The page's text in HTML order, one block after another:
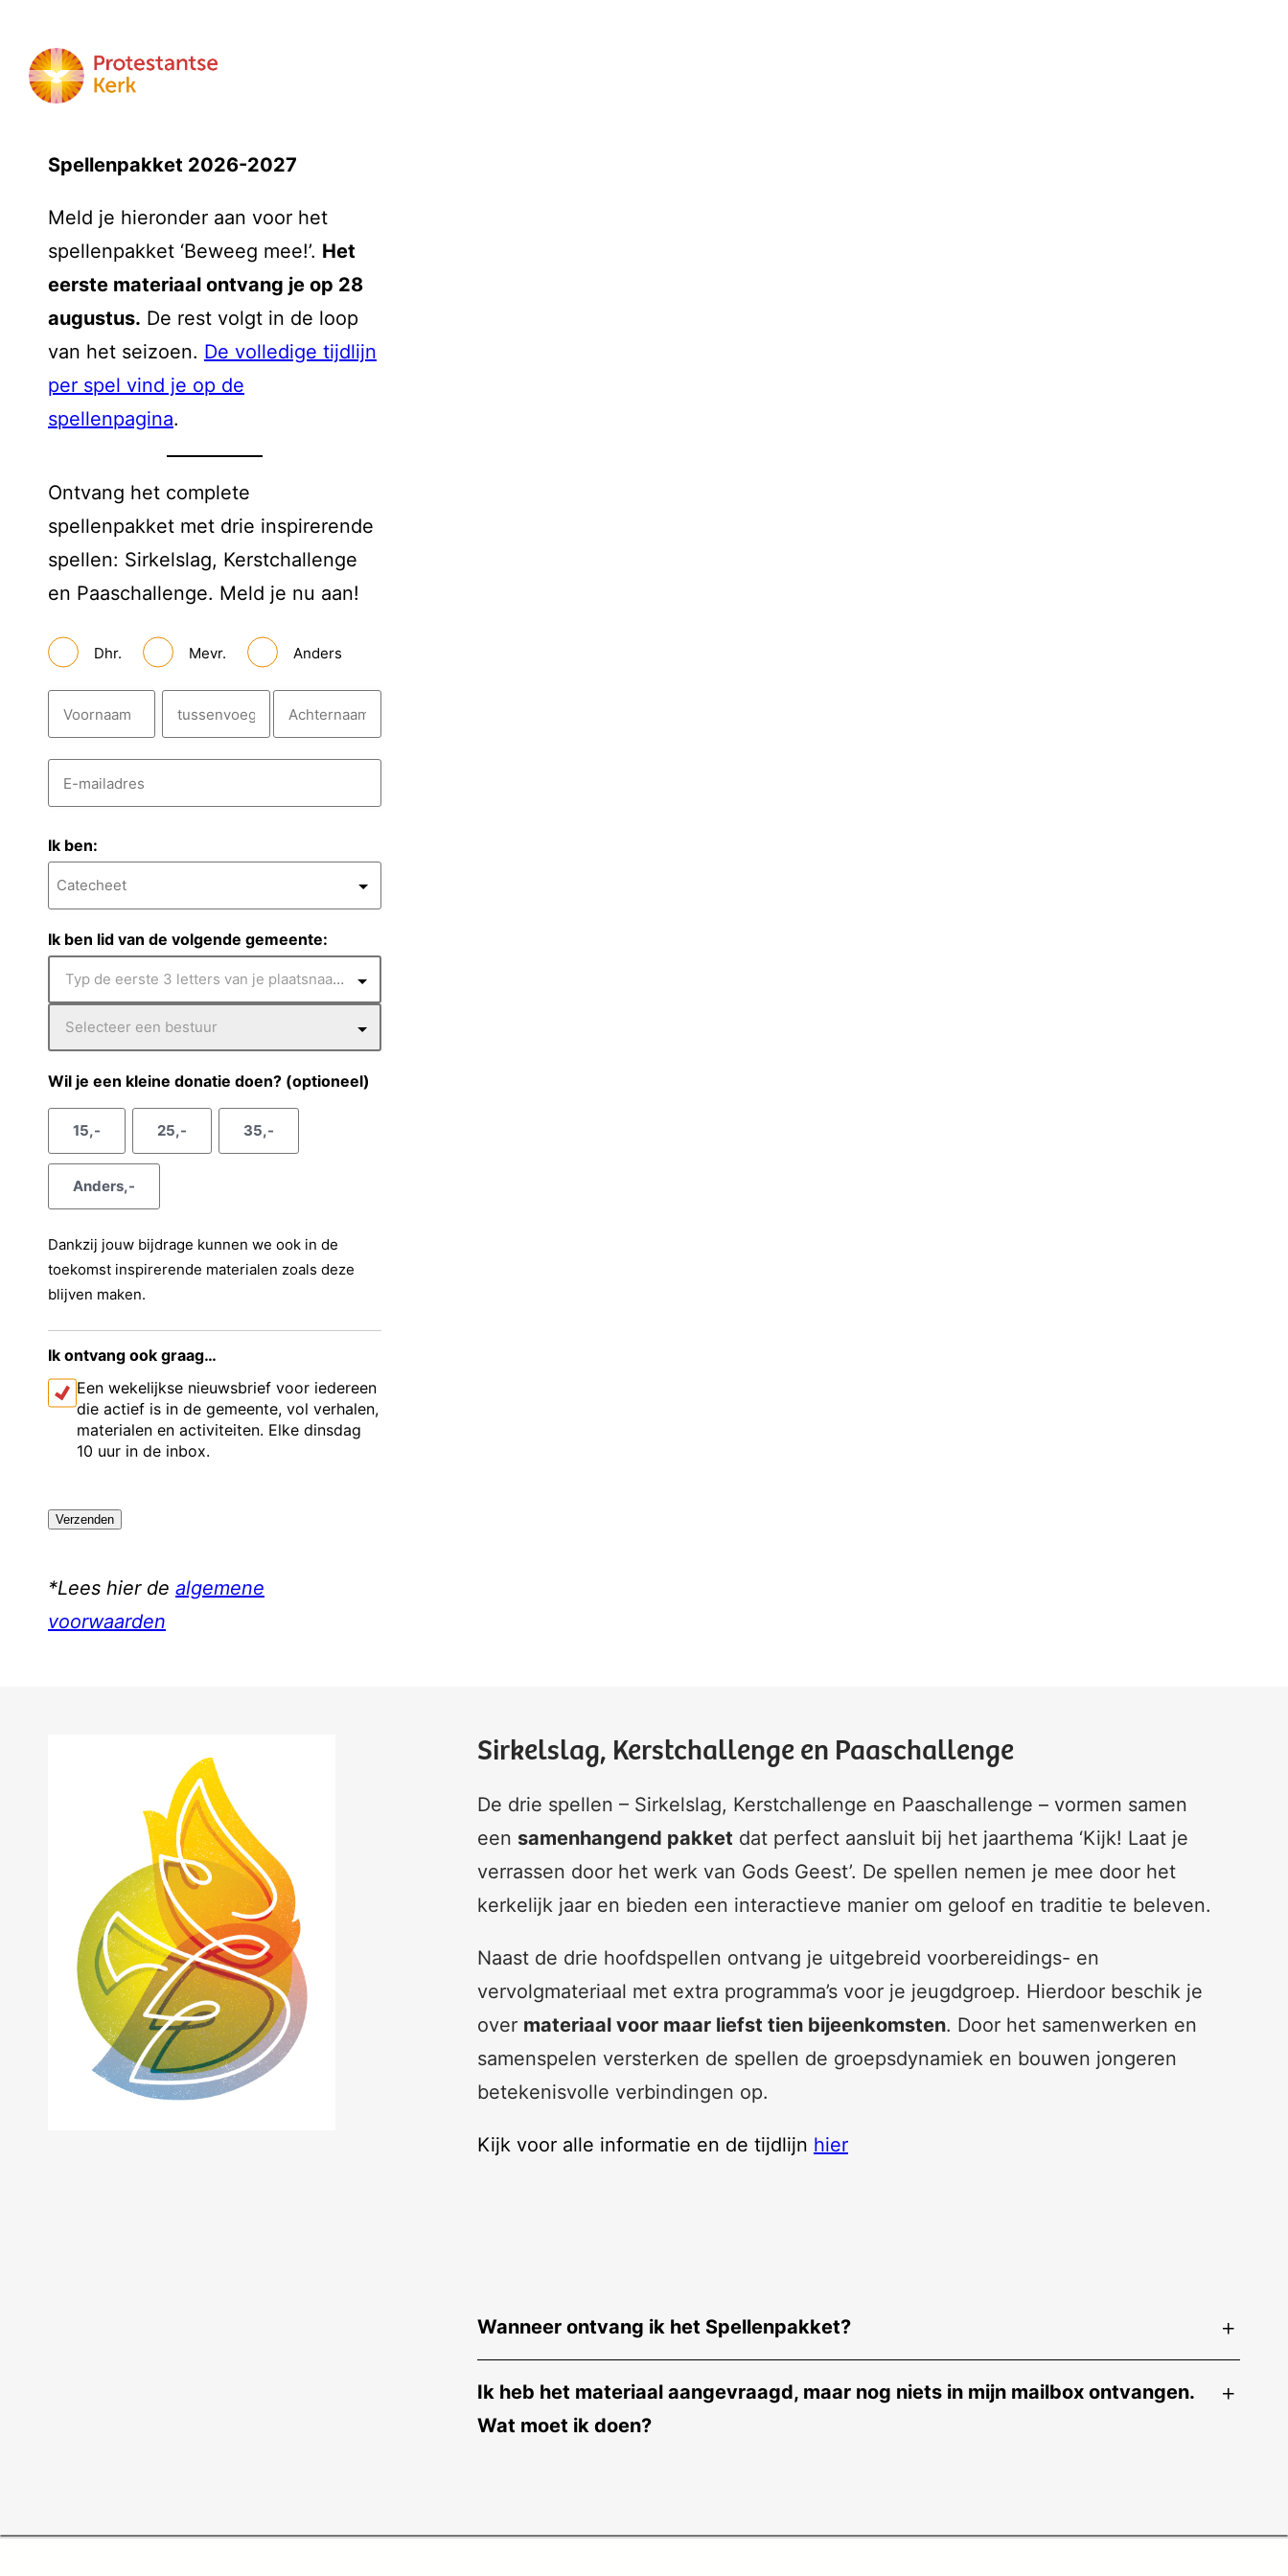
Spellenpakket 2026-2027
Meld je hieronder aan voor het
spellenpakket ‘Beweeg mee!’. Het
eerste materiaal ontvang je op 28
augustus. De rest volgt in de loop
van het seizoen. De volledige tijdlijn
per spel vind je op de
spellenpagina.
Ontvang het complete
spellenpakket met drie inspirerende
spellen: Sirkelslag, Kerstchallenge
en Paaschallenge. Meld je nu aan!
A
a
n
h
*
Dhr. Mevr. Anders
N
a
o
n
a
s
e
g
s
e
l
h
a
m
E
m
i
l
r
s
*
Ik ben:
Ik ben lid van de volgende gemeente:
Typ de eerste 3 letters van je plaatsnaam in.
Selecteer een bestuur
Wil je een kleine donatie doen? (optioneel)
15,- 25,- 35,-
Anders,-
Dankzij jouw bijdrage kunnen we ook in de
toekomst inspirerende materialen zoals deze
blijven maken.
Ik ontvang ook graag…
Een wekelijkse nieuwsbrief voor iedereen
die actief is in de gemeente, vol verhalen,
materialen en activiteiten. Elke dinsdag
10 uur in de inbox.
A
P
H
A
*Lees hier de algemene
voorwaarden
Sirkelslag, Kerstchallenge en Paaschallenge
De drie spellen – Sirkelslag, Kerstchallenge en Paaschallenge – vormen samen
een samenhangend pakket dat perfect aansluit bij het jaarthema ‘Kijk! Laat je
verrassen door het werk van Gods Geest’. De spellen nemen je mee door het
kerkelijk jaar en bieden een interactieve manier om geloof en traditie te beleven.
Naast de drie hoofdspellen ontvang je uitgebreid voorbereidings- en
vervolgmateriaal met extra programma’s voor je jeugdgroep. Hierdoor beschik je
over materiaal voor maar liefst tien bijeenkomsten. Door het samenwerken en
samenspelen versterken de spellen de groepsdynamiek en bouwen jongeren
betekenisvolle verbindingen op.
Kijk voor alle informatie en de tijdlijn hier
Wanneer ontvang ik het Spellenpakket?
Ik heb het materiaal aangevraagd, maar nog niets in mijn mailbox ontvangen.
Wat moet ik doen?